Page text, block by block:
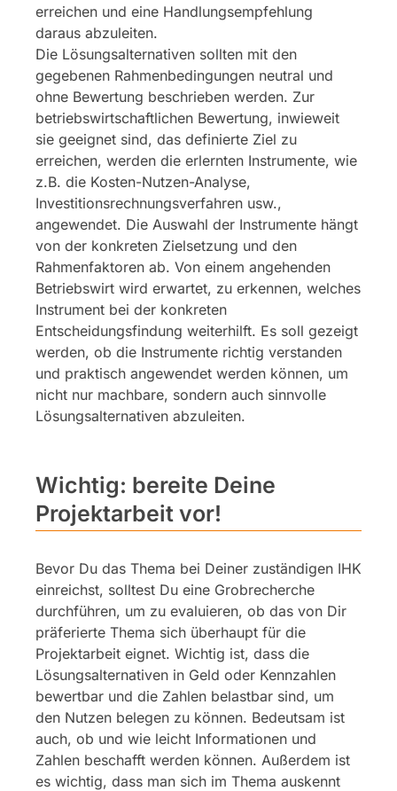
erreichen und eine Handlungsempfehlung
daraus abzuleiten.
Die Lösungsalternativen sollten mit den
gegebenen Rahmenbedingungen neutral und
ohne Bewertung beschrieben werden. Zur
betriebswirtschaftlichen Bewertung, inwieweit
sie geeignet sind, das definierte Ziel zu
erreichen, werden die erlernten Instrumente, wie
z.B. die Kosten-Nutzen-Analyse,
Investitionsrechnungsverfahren usw.,
angewendet. Die Auswahl der Instrumente hängt
von der konkreten Zielsetzung und den
Rahmenfaktoren ab. Von einem angehenden
Betriebswirt wird erwartet, zu erkennen, welches
Instrument bei der konkreten
Entscheidungsfindung weiterhilft. Es soll gezeigt
werden, ob die Instrumente richtig verstanden
und praktisch angewendet werden können, um
nicht nur machbare, sondern auch sinnvolle
Lösungsalternativen abzuleiten.
Wichtig: bereite Deine
Projektarbeit vor!
Bevor Du das Thema bei Deiner zuständigen IHK
einreichst, solltest Du eine Grobrecherche
durchführen, um zu evaluieren, ob das von Dir
präferierte Thema sich überhaupt für die
Projektarbeit eignet. Wichtig ist, dass die
Lösungsalternativen in Geld oder Kennzahlen
bewertbar und die Zahlen belastbar sind, um
den Nutzen belegen zu können. Bedeutsam ist
auch, ob und wie leicht Informationen und
Zahlen beschafft werden können. Außerdem ist
es wichtig, dass man sich im Thema auskennt